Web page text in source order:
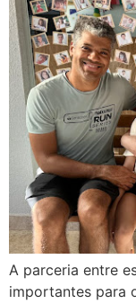
A parceria entre
importantes para